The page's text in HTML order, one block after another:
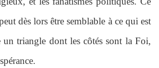
dès lors être semblable à ce qui est
un triangle dont les côtés sont la Foi,